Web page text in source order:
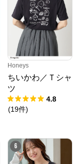
Honeys
ちいかわ／Ｔシャ
ツ
4.8
(19件)
6
豊富に揃っ
見つけませ